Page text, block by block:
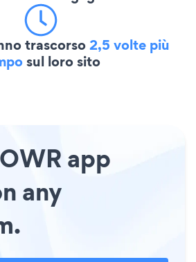
trascorso2,5 volte più
sul loro sito
app
any